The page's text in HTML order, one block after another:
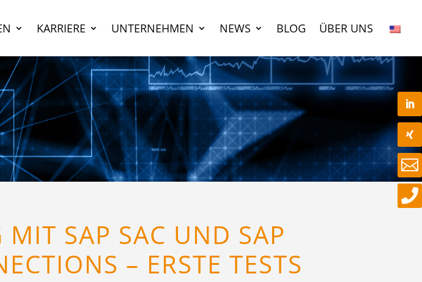
KARRIERE UNTERNEHMEN NEWS BLOG ÜBER UNS
SAP SAC UND SAP
– ERSTE TESTS

